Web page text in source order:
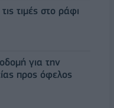
τιμές στο ράφι
για την
προς όφελος